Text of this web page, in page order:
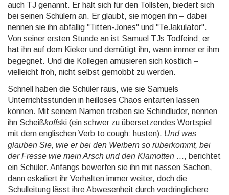
auch TJ genannt. Er hält sich für den Tollsten, biedert sich
bei seinen Schülern an. Er glaubt, sie mögen ihn – dabei
nennen sie ihn abfällig "Titten-Jones" und "TeJakulator".
Von seiner ersten Stunde an ist Samuel TJs Todfeind; er
hat ihn auf dem Kieker und demütigt ihn, wann immer er ihm
begegnet. Und die Kollegen amüsieren sich köstlich –
vielleicht froh, nicht selbst gemobbt zu werden.
Schnell haben die Schüler raus, wie sie Samuels
Unterrichtsstunden in heilloses Chaos entarten lassen
können. Mit seinem Namen treiben sie Schindluder, nennen
ihn Scheißkoffski (ein schwer zu übersetzendes Wortspiel
mit dem englischen Verb to cough: husten). Und was
glauben Sie, wie er bei den Weibern so rüberkommt, bei
der Fresse wie mein Arsch und den Klamotten ..., berichtet
ein Schüler. Anfangs bewerfen sie ihn mit nassen Sachen,
dann eskaliert ihr Verhalten immer weiter, doch die
Schulleitung lässt ihre Abwesenheit durch vordringlichere